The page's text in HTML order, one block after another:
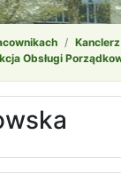
Kanclerz
Obsługi